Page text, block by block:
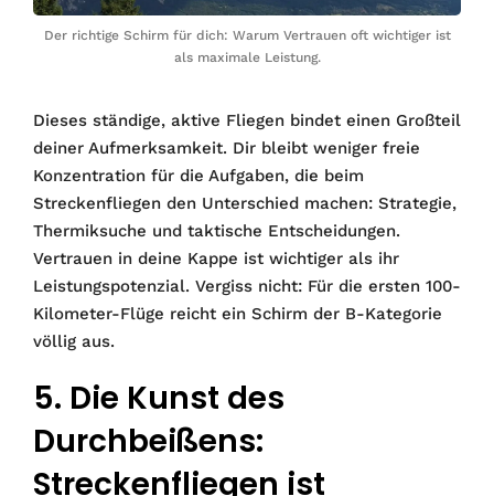
Der richtige Schirm für dich: Warum Vertrauen oft wichtiger ist
als maximale Leistung.
Dieses ständige, aktive Fliegen bindet einen Großteil
deiner Aufmerksamkeit. Dir bleibt weniger freie
Konzentration für die Aufgaben, die beim
Streckenfliegen den Unterschied machen: Strategie,
Thermiksuche und taktische Entscheidungen.
Vertrauen in deine Kappe ist wichtiger als ihr
Leistungspotenzial. Vergiss nicht: Für die ersten 100-
Kilometer-Flüge reicht ein Schirm der B-Kategorie
völlig aus.
5. Die Kunst des
Durchbeißens:
Streckenfliegen ist